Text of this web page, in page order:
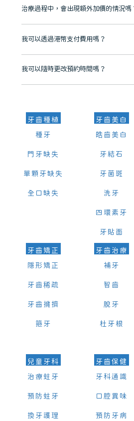
市市民極高的口碑評價及信任推薦 珠海、深
有咨詢及服務保障中心，有任何問題都可以
治療過程中，會出現額外加價的情況嗎
不會，治療前我們會詳細說明治療方案及對
我可以透過港幣支付費用嗎？
可以。維港口腔會按照當日匯率轉算收取費
我可以隨時更改預約時間嗎？
可以，請盡早通過wechat或whatsapp聯絡
牙齒種植
種牙
門牙缺失
單顆牙缺失
全口缺失
牙齒美白
皓齒美白
牙結石
牙菌斑
洗牙
四環素牙
牙貼面
牙齒矯正
隱形矯正
牙齒稀疏
牙齒擁擠
箍牙
牙齒治療
補牙
智齒
脫牙
杜牙根
兒童牙科
治療蛀牙
預防蛀牙
換牙護理
牙齒保健
牙科通識
口腔異味
預防牙病